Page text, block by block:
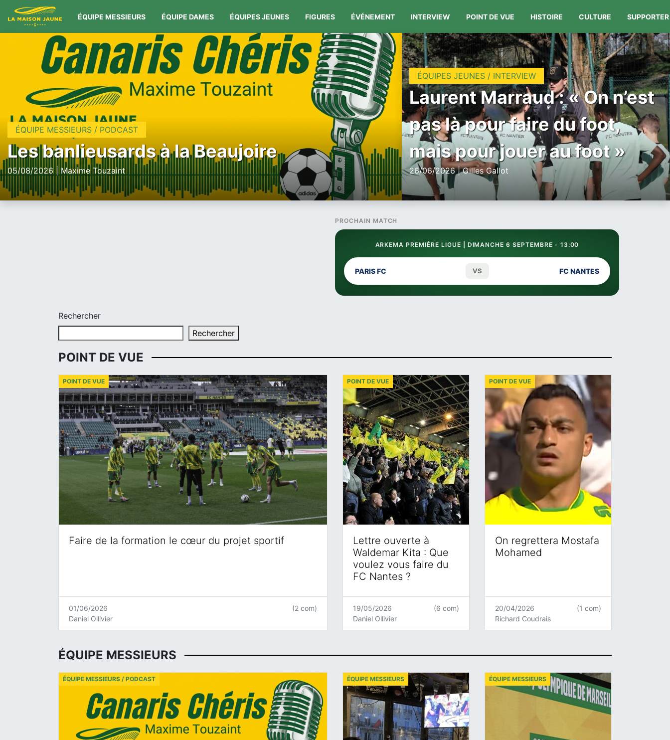
ÉQUIPE MESSIEURS ÉQUIPE DAMES ÉQUIPES JEUNES FIGURES ÉVÉNEMENT INTERVIEW POINT DE VUE HISTOIRE CULTURE SUPPORTER
ÉQUIPE MESSIEURS / PODCAST
Les banlieusards à la Beaujoire
05/08/2026 | Maxime Touzaint
ÉQUIPES JEUNES / INTERVIEW
Laurent Marraud : « On n’est
pas là pour faire du foot,
mais pour jouer au foot »
26/06/2026 | Gilles Gallot
PROCHAIN MATCH
ARKEMA PREMIÈRE LIGUE | DIMANCHE 6 SEPTEMBRE - 13:00
PARIS FC VS FC NANTES
Rechercher
Rechercher
POINT DE VUE
Faire de la formation le cœur du projet sportif
POINT DE VUE
01/06/2026
Daniel Ollivier
(2 com)
Lettre ouverte à
Waldemar Kita : Que
voulez vous faire du
FC Nantes ?
POINT DE VUE
19/05/2026
Daniel Ollivier
(6 com)
On regrettera Mostafa
Mohamed
POINT DE VUE
20/04/2026
Richard Coudrais
(1 com)
ÉQUIPE MESSIEURS
ÉQUIPE MESSIEURS / PODCAST ÉQUIPE MESSIEURS ÉQUIPE MESSIEURS